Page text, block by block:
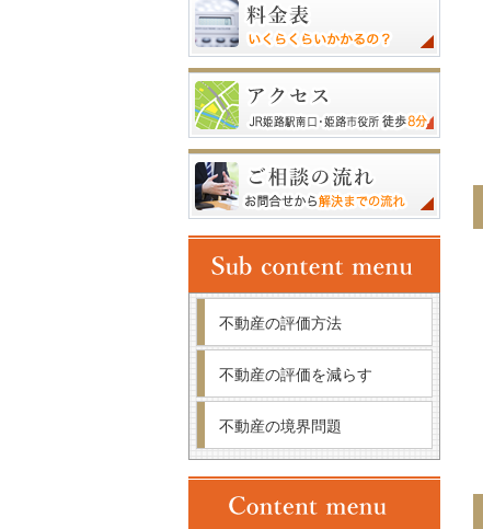
不動産の評価方法
不動産の評価を減らす
不動産の境界問題